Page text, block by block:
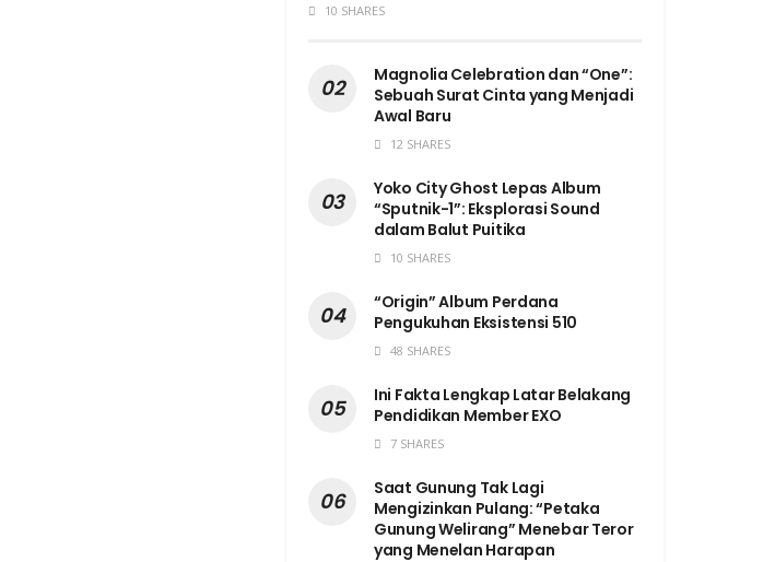
10 SHARES
Magnolia Celebration dan “One”:
Sebuah Surat Cinta yang Menjadi
Awal Baru
12 SHARES
Yoko City Ghost Lepas Album
“Sputnik-1”: Eksplorasi Sound
dalam Balut Puitika
10 SHARES
“Origin” Album Perdana
Pengukuhan Eksistensi 510
48 SHARES
Ini Fakta Lengkap Latar Belakang
Pendidikan Member EXO
7 SHARES
Saat Gunung Tak Lagi
Mengizinkan Pulang: “Petaka
Gunung Welirang” Menebar Teror
yang Menelan Harapan